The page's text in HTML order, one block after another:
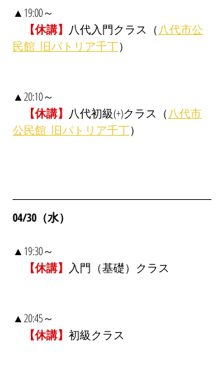
▲19:00～
【休講】 八代入門クラス（八代市公
民館_旧パトリア千丁）
▲20:10～
【休講】 八代初級(+)クラス（八代市
公民館_旧パトリア千丁）
04/30（水）
▲19:30～
【休講】 入門（基礎）クラス
▲20:45～
【休講】 初級クラス